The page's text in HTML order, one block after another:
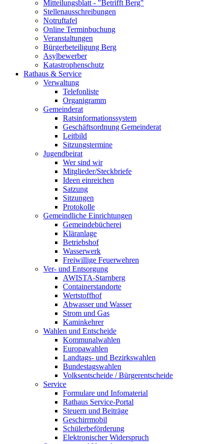
Mitteilungsblatt - "Betrifft Berg"
Stellenausschreibungen
Notruftafel
Online Terminbuchung
Veranstaltungen
Bürgerbeteiligung Berg
Asylbewerber
Katastrophenschutz
Rathaus & Service
Verwaltung
Telefonliste
Organigramm
Gemeinderat
Ratsinformationssystem
Geschäftsordnung Gemeinderat
Leitbild
Sitzungstermine
Jugendbeirat
Wer sind wir
Mitglieder/Steckbriefe
Ideen einreichen
Satzung
Sitzungen
Protokolle
Gemeindliche Einrichtungen
Gemeindebücherei
Kläranlage
Betriebshof
Wasserwerk
Freiwillige Feuerwehren
Ver- und Entsorgung
AWISTA-Starnberg
Containerstandorte
Wertstoffhof
Abwasser und Wasser
Strom und Gas
Kaminkehrer
Wahlen und Entscheide
Kommunalwahlen
Europawahlen
Landtags- und Bezirkswahlen
Bundestagswahlen
Volksentscheide / Bürgerentscheide
Service
Formulare und Infomaterial
Rathaus Service-Portal
Steuern und Beiträge
Geschirrmobil
Schülerbeförderung
Elektronischer Widerspruch